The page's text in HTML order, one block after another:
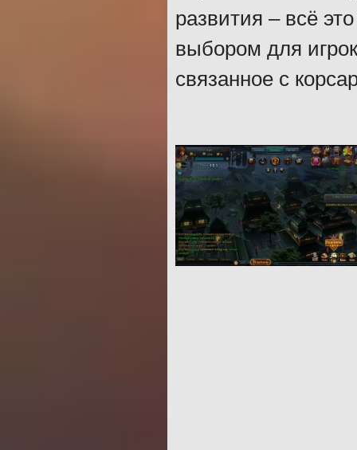
развития – всё
выбором для
связанное с